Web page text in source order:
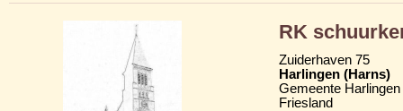
RK
Zuiderhaven 75
Harlingen (Harns)
Gemeente Harlingen
Friesland